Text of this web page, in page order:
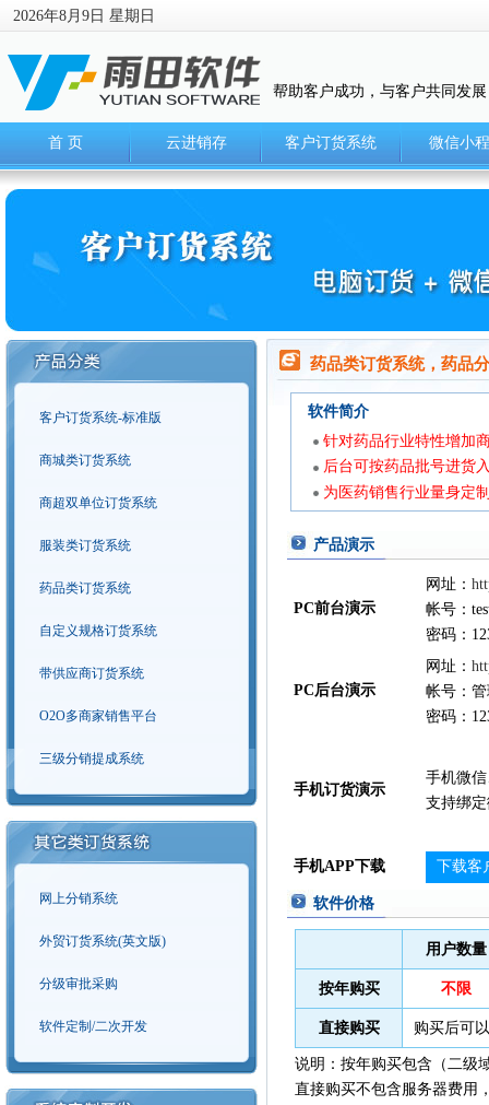
2026年8月9日 星期日
帮助客户成功，与客户共同发
首 页 云进销存 客户订货系统 微信小
客户订货系统-标准版
商城类订货系统
商超双单位订货系统
服装类订货系统
药品类订货系统
自定义规格订货系统
带供应商订货系统
O2O多商家销售平台
三级分销提成系统
网上分销系统
外贸订货系统(英文版)
分级审批采购
软件定制/二次开发
药品类订货系统，药品
软件简介
针对药品行业特性增加
后台可按药品批号进货
为医药销售行业量身定
产品演示
PC前台演示
网址：
帐号：
密码：
PC后台演示
网址：
帐号：
密码：
手机订货演示
手机微
支持绑
手机APP下载 下载客
软件价格
用户数量
按年购买 不限
直接购买 购买后可
说明：按年购买包含（二级
直接购买不包含服务器费用